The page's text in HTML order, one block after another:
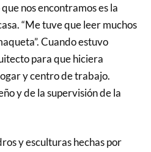
nos encontramos es la
“Me tuve que leer muchos
Cuando estuvo
para que hiciera
y centro de trabajo.
y de la supervisión de la
y esculturas hechas por